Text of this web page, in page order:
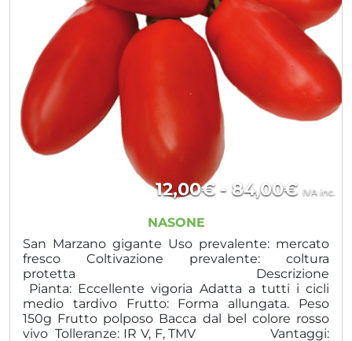
12,00€ - 84,00€
da
a
IVA inc.
NASONE
San Marzano gigante Uso prevalente: mercato
fresco Coltivazione prevalente: coltura
protetta Descrizione
Pianta: Eccellente vigoria Adatta a tutti i cicli
medio tardivo Frutto: Forma allungata. Peso
150g Frutto polposo Bacca dal bel colore rosso
vivo Tolleranze: IR V, F, TMV Vantaggi: